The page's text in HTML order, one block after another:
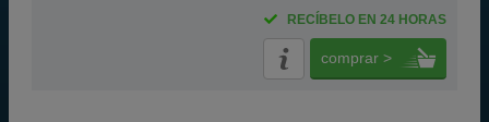
RECÍBELO EN 24 HORAS
comprar >